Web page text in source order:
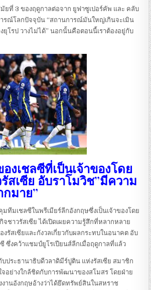
ยที่ 3 ของฤดูกาลต่อจาก ยูฟาซูเปอร์คัพ และ คลับ
รณ์โลกปัจจุบัน “สถานการณ์มันใหญ่เกินจะเมิน
ยุโรป วางไม่ได้” นอกนั้นคือตอนนี้เราต้องอยู่กับ
งเชลซีที่เป็นเจ้าของโดย
สเซีย อับราโมวิช”มีความ
มาย”
มทีมเชลซีในพรีเมียร์ลีกอังกฤษซึ่งเป็นเจ้าของโดย
ชาวรัสเซีย ได้เปิดเผยความรู้สึกที่หลากหลาย
งรัสเซียและกังวลเกี่ยวกับผลกระทบในอนาคต อับ
ซึ่งคว้าแชมป์ยูโรเปียนส์ลีกเมื่อฤดูกาลที่แล้ว
ประธานาธิบดีวลาดิมีร์ปูติน แห่งรัสเซีย สมาชิก
จอย่างใกล้ชิดกับการพัฒนาของสโมสร โดยฝ่าย
านอังกฤษอ้างว่าได้ยึดทรัพย์สินในสหราช